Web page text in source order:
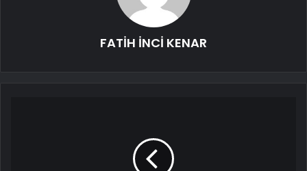
FATİH İNCİ KENAR